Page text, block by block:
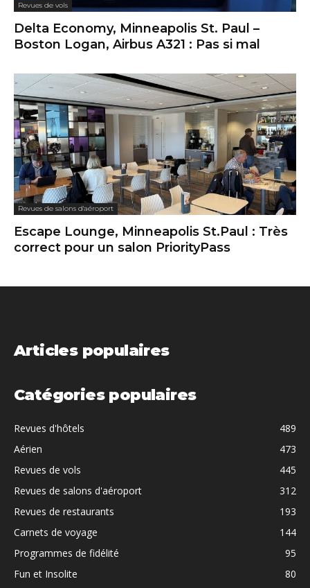
Revues de vols
Delta Economy, Minneapolis St. Paul –
Boston Logan, Airbus A321 : Pas si mal
Revues de salons d'aéroport
Escape Lounge, Minneapolis St.Paul : Très
correct pour un salon PriorityPass
Articles populaires
Catégories populaires
Revues d'hôtels
489
Aérien
473
Revues de vols
445
Revues de salons d'aéroport
312
Revues de restaurants
193
Carnets de voyage
144
Programmes de fidélité
95
Fun et Insolite
80